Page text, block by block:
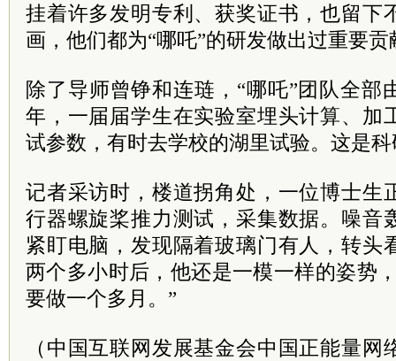
挂着许多发明专利、获奖证书，也留下
画，他们都为“哪吒”的研发做出过重要贡
除了导师曾铮和连琏，“哪吒”团队全部
年，一届届学生在实验室埋头计算、加
试参数，有时去学校的湖里试验。这是
记者采访时，楼道拐角处，一位博士生
行器螺旋桨推力测试，采集数据。噪音
紧盯电脑，发现隔着玻璃门有人，转头
两个多小时后，他还是一模一样的姿势
要做一个多月。”
（中国互联网发展基金会中国正能量